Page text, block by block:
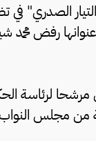
الصدري" في
رفض محمد
مرشحا لرئاسة
من مجلس النواب